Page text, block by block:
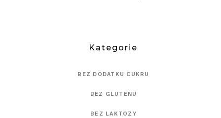
Kategorie
BEZ DODATKU CUKRU
BEZ GLUTENU
BEZ LAKTOZY